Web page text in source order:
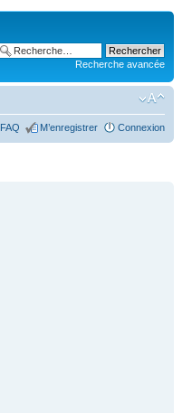
Recherche avancée
FAQ M’enregistrer Connexion